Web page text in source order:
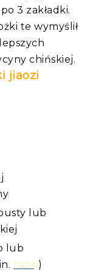
3 zakładki.
te wymyślił
chińskiej.
jiaozi
lub
lub
tutaj)